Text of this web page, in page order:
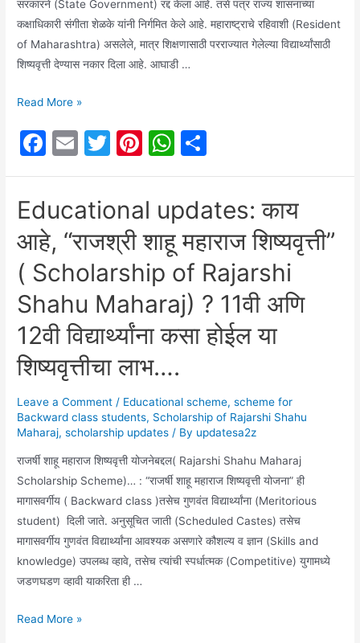
सरकारने (State Government) रद्द केला आहे. तसे पत्र राज्य शासनाच्या
कक्षाधिकारी संगीता शेळके यांनी निर्गमित केले आहे. महाराष्ट्राचे रहिवाशी (Resident
of Maharashtra) असलेले, मात्र शिक्षणासाठी परराज्यात गेलेल्या विद्यार्थ्यांसाठी
शिष्यवृत्ती देण्यास नकार दिला आहे. आघाडी …
जाणून
राज्य
Government)
कोणकोणत्या
विद्यार्थ्यांच्या
शिष्यवृत्ती
(Scholar)
बंद
आहेत.
Read More »
F
a
e
b
o
o
k
E
m
ai
l
T
w
er
Pi
nt
er
e
st
W
h
at
s
A
p
p
h
ar
e
Educational updates: काय
आहे, “राजश्री शाहू महाराज शिष्यवृत्ती”
( Scholarship of Rajarshi
Shahu Maharaj) ? 11वी अणि
12वी विद्यार्थ्यांना कसा होईल या
शिष्यवृत्तीचा लाभ….
Leave a Comment / Educational scheme,scheme for
Backward class students, Scholarship of Rajarshi Shahu
Maharaj,scholarship updates / By updatesa2z
राजर्षी शाहू महाराज शिष्यवृत्ती योजनेबद्दल( Rajarshi Shahu Maharaj
Scholarship Scheme)… : “राजर्षी शाहू महाराज शिष्यवृत्ती योजना” ही
मागासवर्गीय ( Backward class )तसेच गुणवंत विद्यार्थ्यांना (Meritorious
student) दिली जाते. अनुसूचित जाती (Scheduled Castes) तसेच
मागासवर्गीय गुणवंत विद्यार्थ्यांना आवश्यक असणारे कौशल्य व ज्ञान (Skills and
knowledge) उपलब्ध व्हावे, तसेच त्यांची स्पर्धात्मक (Competitive) युगामध्ये
जडणघडण व्हावी याकरिता ही …
Educational
Read More »